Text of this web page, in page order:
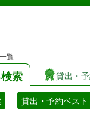
覧
索 貸出・
貸出・予約ベスト